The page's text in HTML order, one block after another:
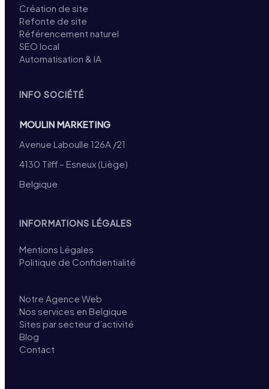
Création de site
Refonte de site
Référencement naturel
SEO local
Automatisation & IA
INFO SOCIÉTÉ
MOULIN MARKETING
Avenue Laboulle 126A /21
4130 Tilff – Esneux (Liège)
Belgique
INFORMATIONS LÉGALES
Mentions Légales
Politique de Confidentialité
Notre Agence Web
Nos services en Belgique
Sites par secteur d’activité
Blog
Contact